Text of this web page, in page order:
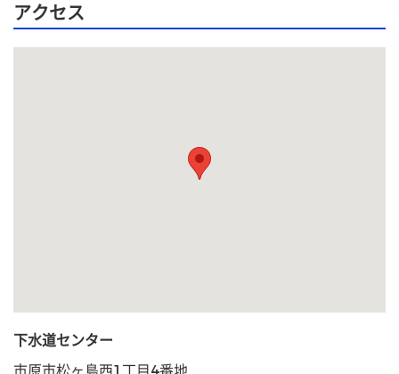
アクセス
下水道センター